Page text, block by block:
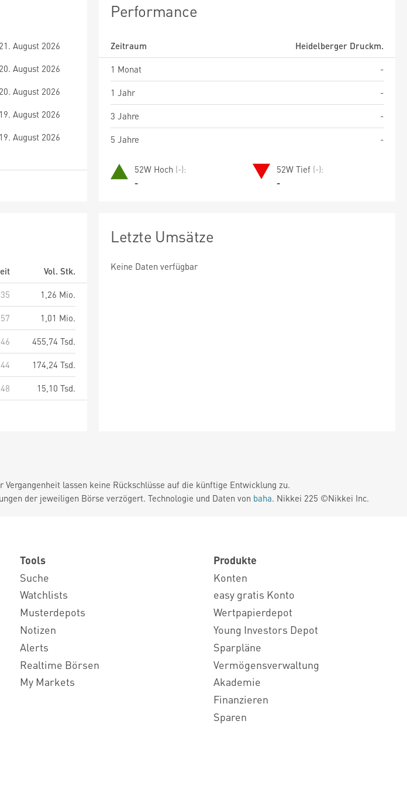
August 2026
August 2026
August 2026
August 2026
August 2026
Performance
Zeitraum
Heidelberger Druckm.
1 Monat
-
1 Jahr
-
3 Jahre
-
5 Jahre
-
52W Hoch (-):
-
52W Tief (-):
-
Vol. Stk.
1,26 Mio.
1,01 Mio.
455,74 Tsd.
174,24 Tsd.
15,10 Tsd.
Letzte Umsätze
Keine Daten verfügbar
Vergangenheit lassen keine Rückschlüsse auf die künftige Entwicklung zu.
der jeweiligen Börse verzögert. Technologie und Daten von baha. Nikkei 225 ©Nikkei Inc.
Tools
Suche
Watchlists
Musterdepots
Notizen
Alerts
Realtime Börsen
My Markets
Produkte
Konten
easy gratis Konto
Wertpapierdepot
Young Investors Depot
Sparpläne
Vermögensverwaltung
Akademie
Finanzieren
Sparen